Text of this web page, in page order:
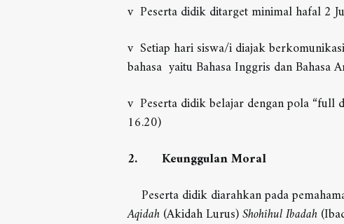
v Peserta didik ditarget minimal hafal 2
v Setiap hari siswa/i diajak
bahasa yaitu Bahasa Inggris dan Bahasa
v Peserta didik belajar dengan pola “full
16.20)
2.
Keunggulan Moral
Peserta didik diarahkan pada
Aqidah(Akidah Lurus)Shohîhul Ibadah